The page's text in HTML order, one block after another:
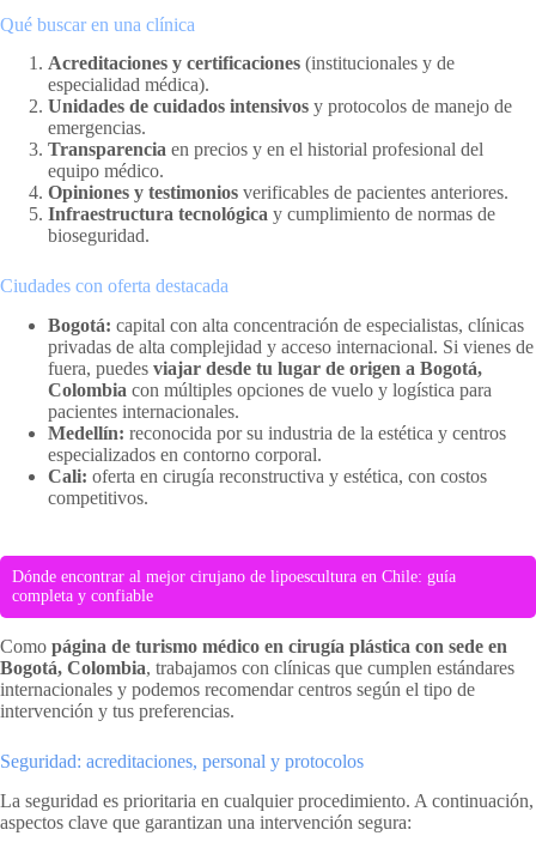
Qué buscar en una clínica
Acreditaciones y certificaciones (institucionales y de
especialidad médica).
Unidades de cuidados intensivos y protocolos de manejo de
emergencias.
Transparencia en precios y en el historial profesional del
equipo médico.
Opiniones y testimonios verificables de pacientes anteriores.
Infraestructura tecnológica y cumplimiento de normas de
bioseguridad.
Ciudades con oferta destacada
Bogotá: capital con alta concentración de especialistas, clínicas
privadas de alta complejidad y acceso internacional. Si vienes de
fuera, puedes viajar desde tu lugar de origen a Bogotá,
Colombia con múltiples opciones de vuelo y logística para
pacientes internacionales.
Medellín: reconocida por su industria de la estética y centros
especializados en contorno corporal.
Cali: oferta en cirugía reconstructiva y estética, con costos
competitivos.
Dónde encontrar al mejor cirujano de lipoescultura en Chile: guía
completa y confiable
Como página de turismo médico en cirugía plástica con sede en
Bogotá, Colombia, trabajamos con clínicas que cumplen estándares
internacionales y podemos recomendar centros según el tipo de
intervención y tus preferencias.
Seguridad: acreditaciones, personal y protocolos
La seguridad es prioritaria en cualquier procedimiento. A continuación,
aspectos clave que garantizan una intervención segura: